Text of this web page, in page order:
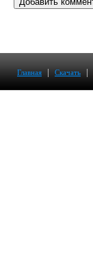
Главная | Скачать |